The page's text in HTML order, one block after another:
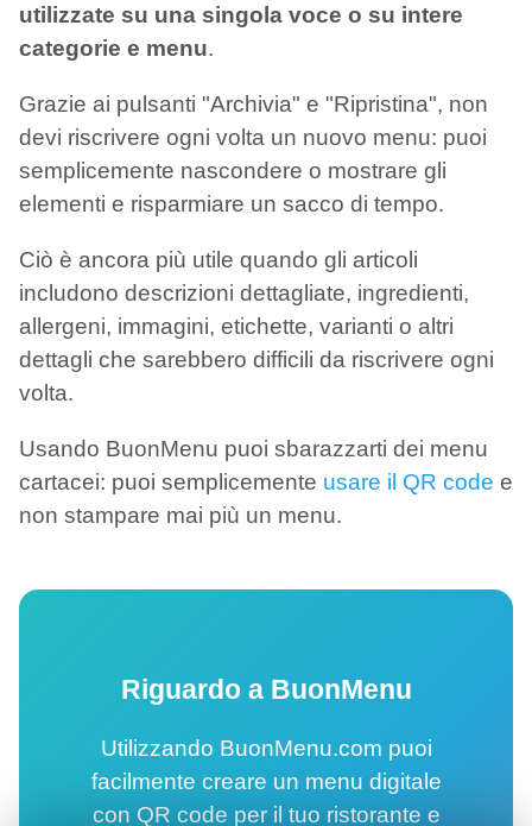
utilizzate su una singola voce o su intere
categorie e menu.
Grazie ai pulsanti "Archivia" e "Ripristina", non
devi riscrivere ogni volta un nuovo menu: puoi
semplicemente nascondere o mostrare gli
elementi e risparmiare un sacco di tempo.
Ciò è ancora più utile quando gli articoli
includono descrizioni dettagliate, ingredienti,
allergeni, immagini, etichette, varianti o altri
dettagli che sarebbero difficili da riscrivere ogni
volta.
Usando BuonMenu puoi sbarazzarti dei menu
cartacei: puoi semplicemente usare il QR code e
non stampare mai più un menu.
Riguardo a BuonMenu
Utilizzando BuonMenu.com puoi
facilmente creare un menu digitale
con QR code per il tuo ristorante e